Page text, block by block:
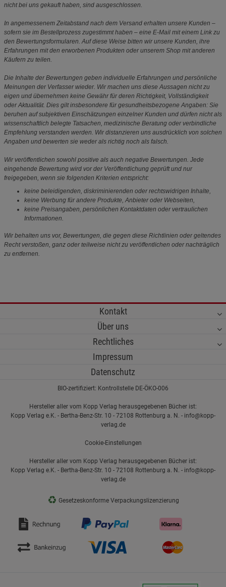
nicht bei uns gekauft haben, sind ausgeschlossen.
In angemessenem Zeitabstand nach dem Versand erhalten unsere Kunden –
sofern sie im Bestellprozess zugestimmt haben – eine E-Mail mit einem Link zu
den Bewertungsformularen. Auf diese Weise bitten wir unsere Kunden, ihre
Erfahrungen mit den erworbenen Produkten oder unserem Shop mit anderen
Käufern zu teilen.
Die Inhalte der Bewertungen geben individuelle Erfahrungen und persönliche
Meinungen der Verfasser wieder. Wir machen uns diese Aussagen nicht zu
eigen und übernehmen keine Gewähr für deren Richtigkeit, Vollständigkeit
oder Aktualität. Dies gilt insbesondere für gesundheitsbezogene Angaben: Sie
beruhen auf subjektiven Einschätzungen einzelner Kunden und dürfen nicht als
wissenschaftlich belegte Tatsachen, medizinische Beratung oder verbindliche
Empfehlung verstanden werden. Wir distanzieren uns ausdrücklich von solchen
Angaben und bewerten sie weder als richtig noch als falsch.
Wir veröffentlichen sowohl positive als auch negative Bewertungen. Jede
eingehende Bewertung wird vor der Veröffentlichung geprüft und nur
freigegeben, wenn sie folgenden Kriterien entspricht:
keine beleidigenden, diskriminierenden oder rechtswidrigen Inhalte,
keine Werbung für andere Produkte, Anbieter oder Webseiten,
keine Preisangaben, persönlichen Kontaktdaten oder vertraulichen
Informationen.
Wir behalten uns vor, Bewertungen, die gegen diese Richtlinien oder geltendes
Recht verstoßen, ganz oder teilweise nicht zu veröffentlichen oder nachträglich
zu entfernen.
Kontakt
Über uns
Rechtliches
Impressum
Datenschutz
BIO-zertifiziert: Kontrollstelle DE-ÖKO-006
Hersteller aller vom Kopp Verlag herausgegebenen Bücher ist:
Kopp Verlag e.K. - Bertha-Benz-Str. 10 - 72108 Rottenburg a. N. - info@kopp-
verlag.de
Cookie-Einstellungen
Hersteller aller vom Kopp Verlag herausgegebenen Bücher ist:
Kopp Verlag e.K. - Bertha-Benz-Str. 10 - 72108 Rottenburg a. N. - info@kopp-
verlag.de
♻ Gesetzeskonforme Verpackungslizenzierung